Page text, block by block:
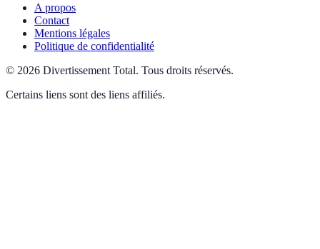
A propos
Contact
Mentions légales
Politique de confidentialité
© 2026 Divertissement Total. Tous droits réservés.
Certains liens sont des liens affiliés.